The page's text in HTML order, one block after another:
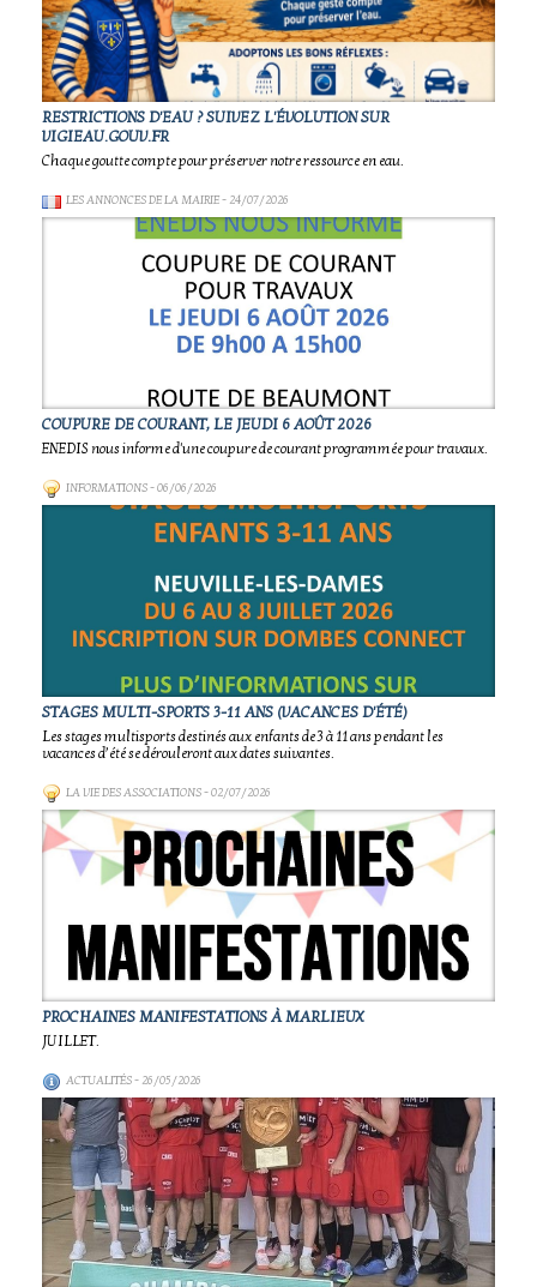
RESTRICTIONS D'EAU ? SUIVEZ L'ÉVOLUTION SUR
VIGIEAU.GOUV.FR
Chaque goutte compte pour préserver notre ressource en eau.
LES ANNONCES DE LA MAIRIE- 24/07/2026
COUPURE DE COURANT, LE JEUDI 6 AOÛT 2026
ENEDIS nous informe d'une coupure de courant programmée pour travaux.
INFORMATIONS- 06/06/2026
STAGES MULTI-SPORTS 3-11 ANS (VACANCES D'ÉTÉ)
Les stages multisports destinés aux enfants de 3 à 11 ans pendant les
vacances d’été se dérouleront aux dates suivantes.
LA VIE DES ASSOCIATIONS- 02/07/2026
PROCHAINES MANIFESTATIONS À MARLIEUX
JUILLET.
ACTUALITÉS- 26/05/2026